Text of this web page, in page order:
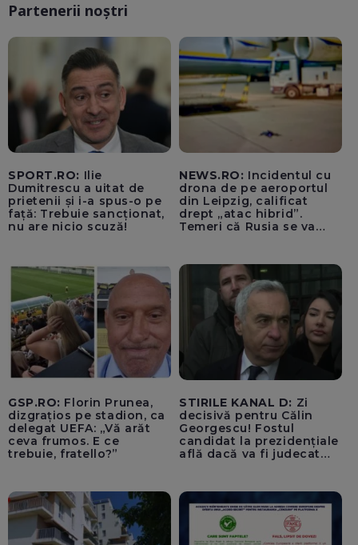
Partenerii noștri
SPORT.RO: Ilie
Dumitrescu a uitat de
prietenii și i-a spus-o pe
față: Trebuie sancționat,
nu are nicio scuză!
NEWS.RO: Incidentul cu
drona de pe aeroportul
din Leipzig, calificat
drept „atac hibrid”.
Temeri că Rusia se va
neagă informațiile că
avioanele ucrainene din
apropierea dronei ar fi
fost încărcate cu muniție
GSP.RO: Florin Prunea,
dizgrațios pe stadion, ca
delegat UEFA: „Vă arăt
ceva frumos. E ce
trebuie, fratello?”
STIRILE KANAL D: Zi
decisivă pentru Călin
Georgescu! Fostul
candidat la prezidențiale
află dacă va fi judecat